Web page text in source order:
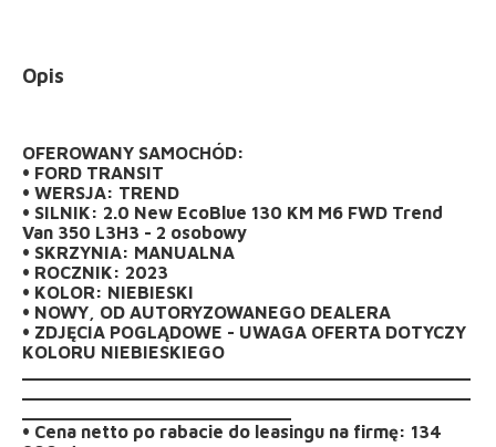
Opis
OFEROWANY SAMOCHÓD:
• FORD TRANSIT
• WERSJA: TREND
• SILNIK: 2.0 New EcoBlue 130 KM M6 FWD Trend
Van 350 L3H3 - 2 osobowy
• SKRZYNIA: MANUALNA
• ROCZNIK: 2023
• KOLOR: NIEBIESKI
• NOWY, OD AUTORYZOWANEGO DEALERA
• ZDJĘCIA POGLĄDOWE - UWAGA OFERTA DOTYCZY
KOLORU NIEBIESKIEGO
• Cena netto po rabacie do leasingu na firmę: 134